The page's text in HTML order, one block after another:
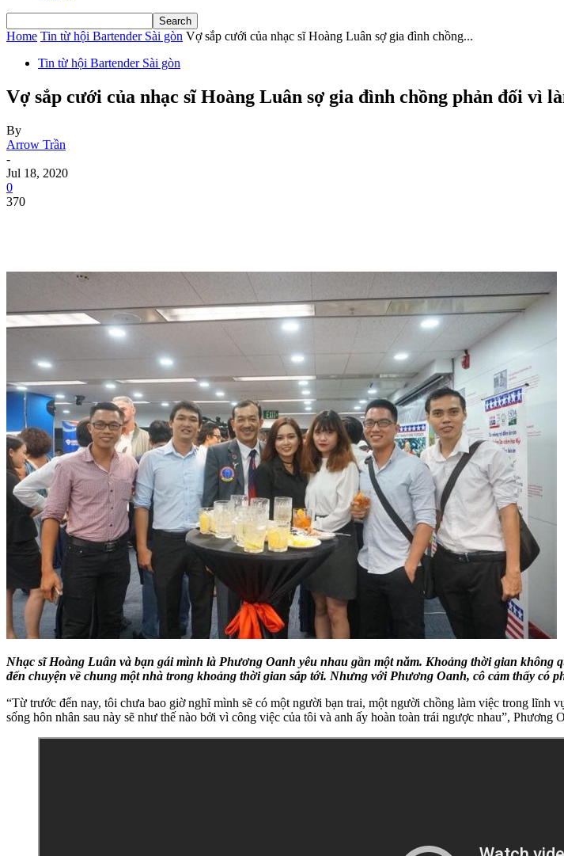
Home Tin từ hội Bartender Sài gòn Vợ sắp cưới của nhạc sĩ Hoàng Luân sợ gia đình chồng...
Tin từ hội Bartender Sài gòn
Vợ sắp cưới của nhạc sĩ Hoàng Luân sợ gia đình chồng phản đối vì
By
Arrow Trần
-
Jul 18, 2020
0
370
Nhạc sĩ Hoàng Luân và bạn gái mình là Phương Oanh yêu nhau gần một năm. Khoảng thời gian
đến chuyện về chung một nhà trong khoảng thời gian sắp tới. Nhưng với Phương Oanh, cô cảm thấy có
“Từ trước đến nay, tôi chưa bao giờ nghĩ mình sẽ có một người bạn trai, một người chồng làm việc trong
sống hôn nhân sau này sẽ như thế nào bởi vì công việc của tôi và anh ấy hoàn toàn trái ngược nhau”, Phương